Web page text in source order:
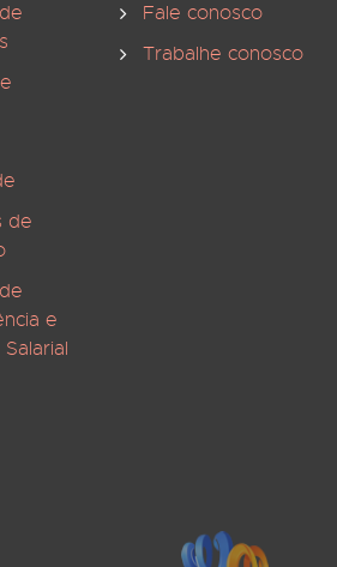
de
e
Fale conosco
Trabalhe conosco